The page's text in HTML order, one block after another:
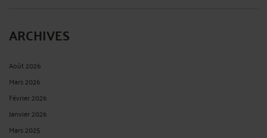
ARCHIVES
Août 2026
Mars 2026
Février 2026
Janvier 2026
Mars 2025